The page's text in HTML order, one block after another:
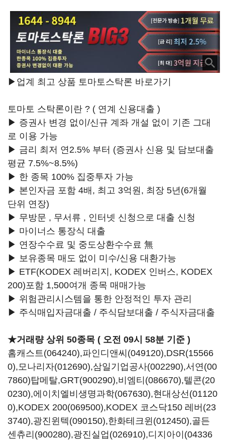
▶업계 최고 상품 토마토스탁론 바로가기
토마토 스탁론이란 ? ( 연계 신용대출 )
▶ 증권사 변경 없이/신규 계좌 개설 없이 기존 그대
로 이용 가능
▶ 금리 최저 연2.5% 부터 (증권사 신용 및 담보대출
평균 7.5%~8.5%)
▶ 한 종목 100% 집중투자 가능
▶ 본인자금 포함 4배, 최고 3억원, 최장 5년(6개월
단위 연장)
▶ 무방문 , 무서류 , 인터넷 신청으로 대출 신청
▶ 마이너스 통장식 대출
▶ 연장수수료 및 중도상환수수료 無
▶ 보유종목 매도 없이 미수/신용 대환가능
▶ ETF(KODEX 레버리지, KODEX 인버스, KODEX
200)포함 1,500여개 종목 매매가능
▶ 위험관리시스템을 통한 안정적인 투자 관리
▶ 주식매입자금대출 / 주식담보대출 / 주식자금대출
★거래량 상위 50종목 ( 오전 09시 58분 기준 )
홈캐스트(064240),파인디앤씨(049120),DSR(15566
0), 모나리자(012690),삼일기업공사(002290),서연(00
7860)탑메탈,GRT(900290),비엠티(086670),텔콘(20
0230),에이치엘비생명과학(067630),현대상선(01120
0),KODEX 200(069500),KODEX 코스닥150 레버(23
3740),광진윈텍(090150),한화테크윈(012450),골든
센츄리(900280),광진실업(026910),디지아이(04336